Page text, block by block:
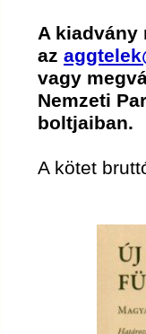
A kiadvány
az
vagy
Nemzeti
boltjaiban.
A kötet